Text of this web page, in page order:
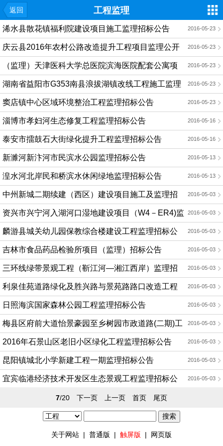
返回 工程监理
2016-05-23
浠水县散花镇福利院建设项目施工监理招标公告
2016-05-23
庆云县2016年农村公路改造提升工程项目监理公开
招标公告 2016-05-23
（监理）天津医科大学总医院滨海医院配套公寓项
目招标公告 2016-05-23
湖南省益阳市G353南县浪拔湖镇改线工程施工监理
招标公告 2016-05-23
窦店镇中心区域环境整治工程监理招标公告
2016-05-16
淄博市孝妇河生态修复工程监理招标公告
2016-05-16
泰安市擂鼓石大街绿化提升工程监理招标公告
2016-05-13
新濉河新汴河市民滨水公园监理招标公告
2016-05-13
湟水河北岸民和桥滨水休闲绿地监理招标公告
2016-05-03
中州新城二期续建（西区）建设项目施工及监理招
标公告 2016-05-03
资兴市兴宁河入湖河口湿地建设项目（W4－ER4)监
理招标公告 2016-05-03
麟游县城关幼儿园保教综合楼建设工程监理招标公
告 2016-05-03
吉林市食品药品检验所项目（监理）招标公告
2016-05-03
三环线绿带景观工程（靳江河—湘江西岸）监理招
标公告 2016-05-03
利泉佳苑道路绿化及胜兴路与景苑路路口改造工程
监理招标 2016-05-03
日照海滨国家森林公园工程监理招标公告
2016-05-03
梅县区府前大道怡景豪园至乡树园市政道路(二期)工
程监理 2016-05-03
2016年石景山区老旧小区绿化工程监理招标公告
2016-05-03
昆阳镇城北小学新建工程一期监理招标公告
2016-05-03
宜宾临港经济技术开发区生态景观工程监理招标公
7/20 下一页 上一页 首页 尾页
关于网站 | 普通版 | 触屏版 | 网页版